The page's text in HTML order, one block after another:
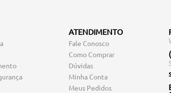
ATENDIMENTO
Fale Conosco
Como Comprar
Dúvidas
Minha Conta
Meus Pedidos